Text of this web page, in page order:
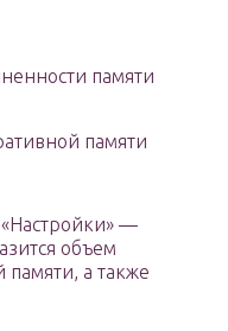
памяти
памяти
—
объем
памяти, а также